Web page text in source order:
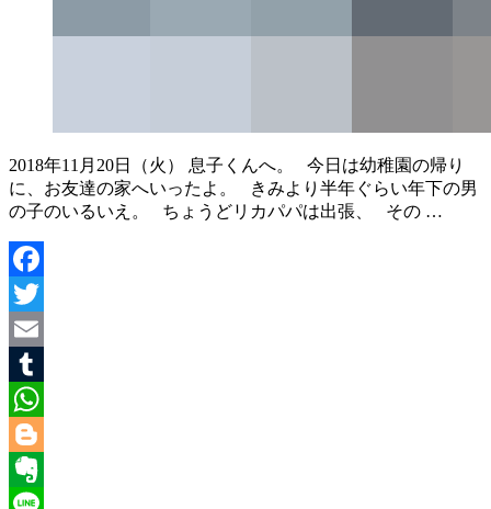
2018年11月20日（火） 息子くんへ。 今日は幼稚園の帰り
に、お友達の家へいったよ。 きみより半年ぐらい年下の男
の子のいるいえ。 ちょうどリカパパは出張、 その …
Facebook
Twitter
Email
Tumblr
WhatsApp
Blogger
Evernote